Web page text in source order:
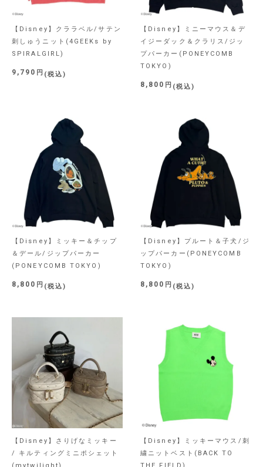
【Disney】クララベル/サテン
刺しゅうニット(4GEEKs by
SPIRALGIRL)
9,790 税込
【Disney】ミニーマウス＆デ
イジーダック＆クラリス/ジッ
プパーカー(PONEYCOMB
TOKYO)
8,800 税込
【Disney】ミッキー＆チップ
＆デール/ジップパーカー
(PONEYCOMB TOKYO)
8,800 税込
【Disney】プルート＆子犬/ジ
ップパーカー(PONEYCOMB
TOKYO)
8,800 税込
【Disney】さりげなミッキー
/ キルティングミニポシェット
【Disney】ミッキーマウス/刺
繍ニットベスト(BACK TO